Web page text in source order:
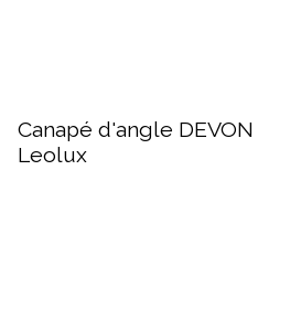
Canapé d'angle DEVON
Leolux